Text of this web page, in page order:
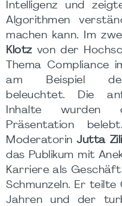
Intelligenz und
Algorithmen
machen kann. Im
Klotzvon der
Thema Compliance
am Beispiel des
beleuchtet. Die
Inhalte wurden
Präsentation
ModeratorinJutta
das Publikum mit
Karriere als
Schmunzeln. Er
Jahren und der